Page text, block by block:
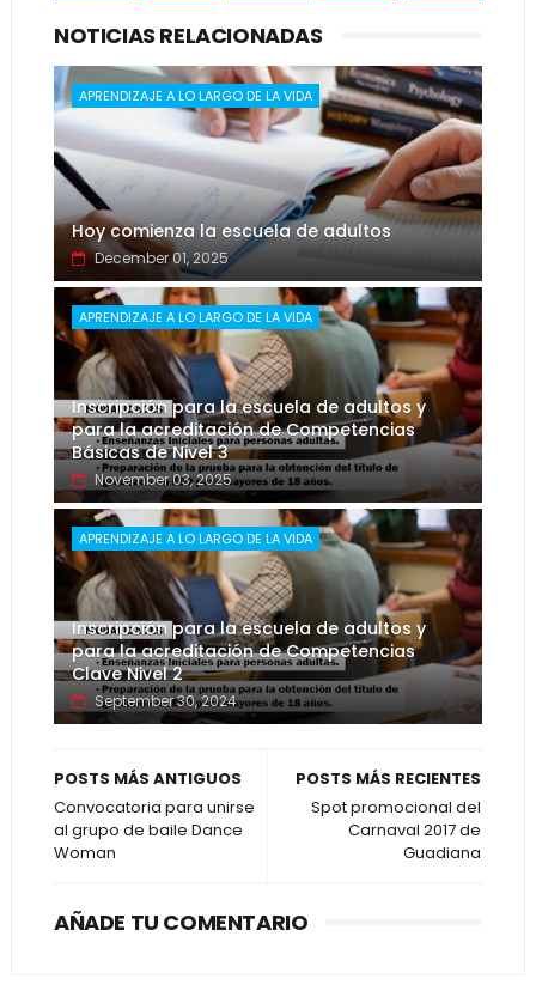
NOTICIAS RELACIONADAS
APRENDIZAJE A LO LARGO DE LA VIDA
Hoy comienza la escuela de adultos
December 01, 2025
APRENDIZAJE A LO LARGO DE LA VIDA
Inscripción para la escuela de adultos y
para la acreditación de Competencias
Básicas de Nivel 3
November 03, 2025
APRENDIZAJE A LO LARGO DE LA VIDA
Inscripción para la escuela de adultos y
para la acreditación de Competencias
Clave Nivel 2
September 30, 2024
POSTS MÁS RECIENTES
Spot promocional del
Carnaval 2017 de
Guadiana
POSTS MÁS ANTIGUOS
Convocatoria para unirse
al grupo de baile Dance
Woman
AÑADE TU COMENTARIO